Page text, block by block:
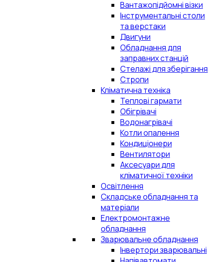
Вантажопідйомні візки
Інструментальні столи
та верстаки
Двигуни
Обладнання для
заправних станцій
Стелажі для зберігання
Стропи
Кліматична техніка
Теплові гармати
Обігрівачі
Водонагрівачі
Котли опалення
Кондиціонери
Вентилятори
Аксесуари для
кліматичної техніки
Освітлення
Складське обладнання та
матеріали
Електромонтажне
обладнання
Зварювальне обладнання
Інвертори зварювальні